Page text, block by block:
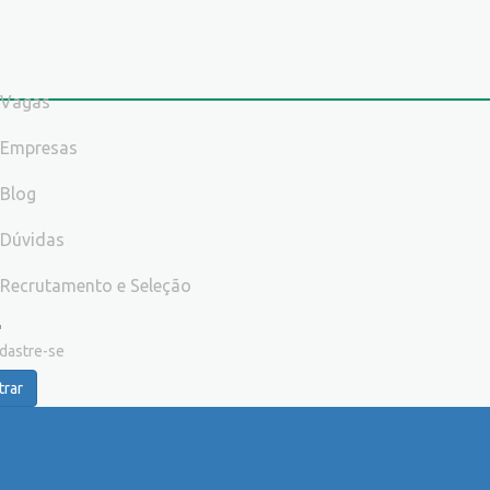
Vagas
Empresas
Blog
Dúvidas
Recrutamento e Seleção
se